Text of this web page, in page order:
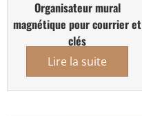
Organisateur mural
magnétique pour courrier et
clés
Lire la suite